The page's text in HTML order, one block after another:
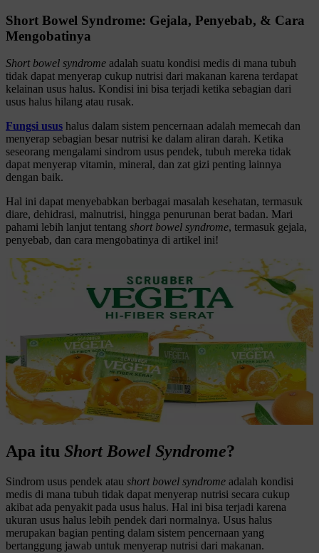
Short Bowel Syndrome: Gejala, Penyebab, & Cara
Mengobatinya
Short bowel syndrome adalah suatu kondisi medis di mana tubuh
tidak dapat menyerap cukup nutrisi dari makanan karena terdapat
kelainan usus halus. Kondisi ini bisa terjadi ketika sebagian dari
usus halus hilang atau rusak.
Fungsi usus halus dalam sistem pencernaan adalah memecah dan
menyerap sebagian besar nutrisi ke dalam aliran darah. Ketika
seseorang mengalami sindrom usus pendek, tubuh mereka tidak
dapat menyerap vitamin, mineral, dan zat gizi penting lainnya
dengan baik.
Hal ini dapat menyebabkan berbagai masalah kesehatan, termasuk
diare, dehidrasi, malnutrisi, hingga penurunan berat badan. Mari
pahami lebih lanjut tentang short bowel syndrome, termasuk gejala,
penyebab, dan cara mengobatinya di artikel ini!
Apa itu Short Bowel Syndrome?
Sindrom usus pendek atau short bowel syndrome adalah kondisi
medis di mana tubuh tidak dapat menyerap nutrisi secara cukup
akibat ada penyakit pada usus halus. Hal ini bisa terjadi karena
ukuran usus halus lebih pendek dari normalnya. Usus halus
merupakan bagian penting dalam sistem pencernaan yang
bertanggung jawab untuk menyerap nutrisi dari makanan.